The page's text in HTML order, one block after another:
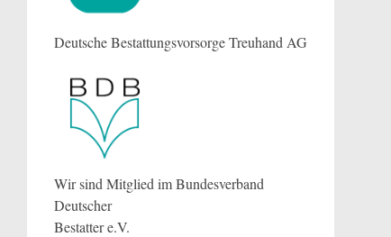
Deutsche Bestattungsvorsorge Treuhand AG
Wir sind Mitglied im Bundesverband
Deutscher
Bestatter e.V.